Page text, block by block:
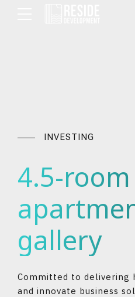
INVESTING
4.5-room
gallery
Committed to delivering
and innovate business